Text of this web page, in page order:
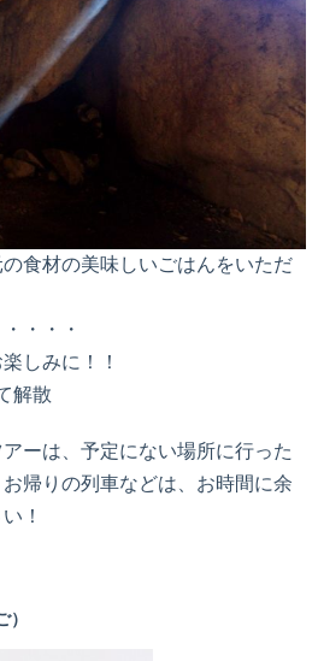
食材の美味しいごはんをいただ
・・・
しみに！！
解散
ーは、予定にない場所に行った
帰りの列車などは、お時間に余
！